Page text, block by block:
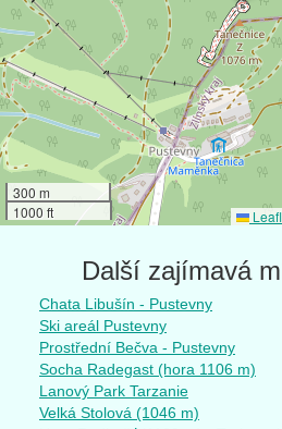
300 m
1000 ft
Další zajímavá
Chata Libušín - Pustevny
Ski areál Pustevny
Prostřední Bečva - Pustevny
Socha Radegast (hora 1106 m)
Lanový Park Tarzanie
Velká Stolová (1046 m)